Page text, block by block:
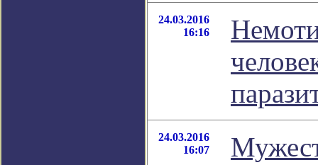
24.03.2016
16:16
24.03.2016
16:07